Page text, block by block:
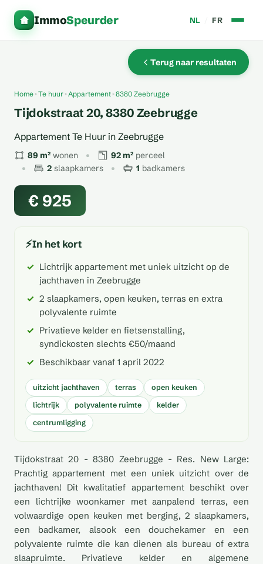
ImmoSpeurder NL FR
Terug naar resultaten
Home Te huur Appartement 8380 Zeebrugge
Tijdokstraat 20, 8380 Zeebrugge
Appartement Te Huur in Zeebrugge
89 m² wonen 92 m² perceel
2 slaapkamers 1 badkamers
€ 925
⚡In het kort
Lichtrijk appartement met uniek uitzicht op de
jachthaven in Zeebrugge
2 slaapkamers, open keuken, terras en extra
polyvalente ruimte
Privatieve kelder en fietsenstalling,
syndickosten slechts €50/maand
Beschikbaar vanaf 1 april 2022
uitzicht jachthaven terras
open keuken
lichtrijk
polyvalente ruimte
kelder
centrumligging
Tijdokstraat 20 - 8380 Zeebrugge - Res. New Large:
Prachtig appartement met een uniek uitzicht over de
jachthaven! Dit kwalitatief appartement beschikt over
een lichtrijke woonkamer met aanpalend terras, een
volwaardige open keuken met berging, 2 slaapkamers,
een badkamer, alsook een douchekamer en een
polyvalente ruimte die kan dienen als bureau of extra
slaapruimte. Privatieve kelder en algemene